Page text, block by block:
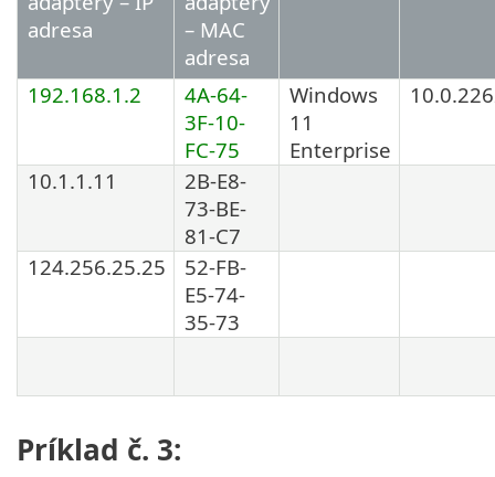
adresa
– MAC
adresa
192.168.1.2
4A-64-
3F-10-
FC-75
Windows
11
Enterprise
10.1.1.11
2B-E8-
73-BE-
81-C7
124.256.25.25
52-FB-
E5-74-
35-73
Príklad č. 3: